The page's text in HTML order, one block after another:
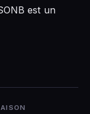
est un